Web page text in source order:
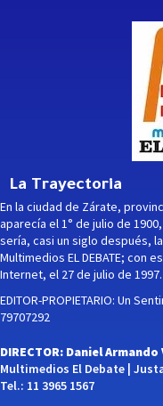
La Trayectoria
En la ciudad de Zárate,
aparecía el 1° de julio de
sería, casi un siglo después,
Multimedios EL DEBATE; con
Internet, el 27 de julio de 1997.
EDITOR-PROPIETARIO: Un
79707292
DIRECTOR: Daniel Armando
Multimedios El Debate |
Tel.: 11 3965 1567